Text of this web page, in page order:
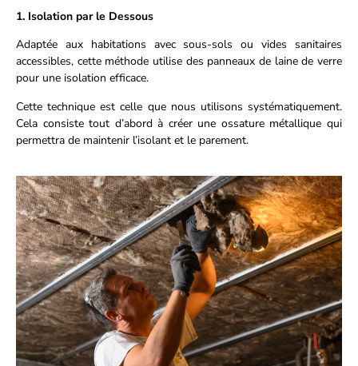
1. Isolation par le Dessous
Adaptée aux habitations avec sous-sols ou vides sanitaires
accessibles, cette méthode utilise des panneaux de laine de verre
pour une isolation efficace.
Cette technique est celle que nous utilisons systématiquement.
Cela consiste tout d’abord à créer une ossature métallique qui
permettra de maintenir l’isolant et le parement.